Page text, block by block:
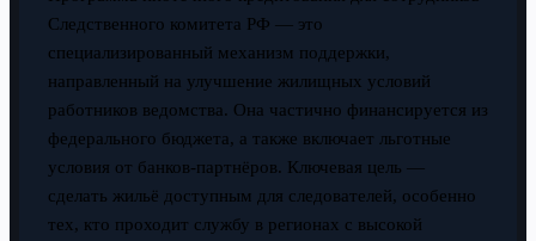
Следственного комитета РФ — это
специализированный механизм поддержки,
направленный на улучшение жилищных условий
работников ведомства. Она частично финансируется из
федерального бюджета, а также включает льготные
условия от банков-партнёров. Ключевая цель —
сделать жильё доступным для следователей, особенно
тех, кто проходит службу в регионах с высокой